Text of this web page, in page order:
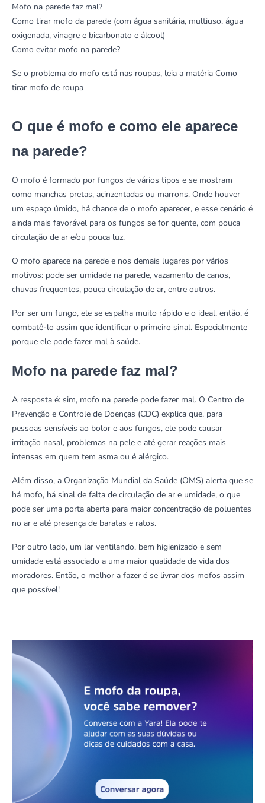
Mofo na parede faz mal?
Como tirar mofo da parede (com água sanitária, multiuso, água
oxigenada, vinagre e bicarbonato e álcool)
Como evitar mofo na parede?
Se o problema do mofo está nas roupas, leia a matéria Como
tirar mofo de roupa
O que é mofo e como ele aparece
na parede?
O mofo é formado por fungos de vários tipos e se mostram
como manchas pretas, acinzentadas ou marrons. Onde houver
um espaço úmido, há chance de o mofo aparecer, e esse cenário é
ainda mais favorável para os fungos se for quente, com pouca
circulação de ar e/ou pouca luz.
O mofo aparece na parede e nos demais lugares por vários
motivos: pode ser umidade na parede, vazamento de canos,
chuvas frequentes, pouca circulação de ar, entre outros.
Por ser um fungo, ele se espalha muito rápido e o ideal, então, é
combatê-lo assim que identificar o primeiro sinal. Especialmente
porque ele pode fazer mal à saúde.
Mofo na parede faz mal?
A resposta é: sim, mofo na parede pode fazer mal. O Centro de
Prevenção e Controle de Doenças (CDC) explica que, para
pessoas sensíveis ao bolor e aos fungos, ele pode causar
irritação nasal, problemas na pele e até gerar reações mais
intensas em quem tem asma ou é alérgico.
Além disso, a Organização Mundial da Saúde (OMS) alerta que se
há mofo, há sinal de falta de circulação de ar e umidade, o que
pode ser uma porta aberta para maior concentração de poluentes
no ar e até presença de baratas e ratos.
Por outro lado, um lar ventilando, bem higienizado e sem
umidade está associado a uma maior qualidade de vida dos
moradores. Então, o melhor a fazer é se livrar dos mofos assim
que possível!